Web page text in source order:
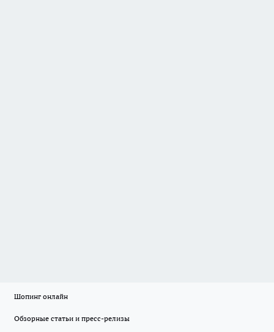
Шопинг онлайн
Обзорные статьи и пресс-релизы